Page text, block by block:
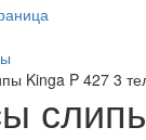
Kinga P 427 3